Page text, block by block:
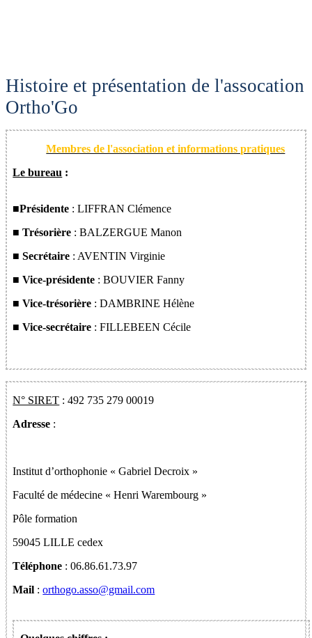
Histoire et présentation de l'assocation
Ortho'Go
Membres de l'association et informations pratiques
Le bureau :
■Présidente : LIFFRAN Clémence
■ Trésorière : BALZERGUE Manon
■ Secrétaire : AVENTIN Virginie
■ Vice-présidente : BOUVIER Fanny
■ Vice-trésorière : DAMBRINE Hélène
■ Vice-secrétaire : FILLEBEEN Cécile
N° SIRET : 492 735 279 00019
Adresse :
Institut d’orthophonie « Gabriel Decroix »
Faculté de médecine « Henri Warembourg »
Pôle formation
59045 LILLE cedex
Téléphone : 06.86.61.73.97
Mail :orthogo.asso@gmail.com